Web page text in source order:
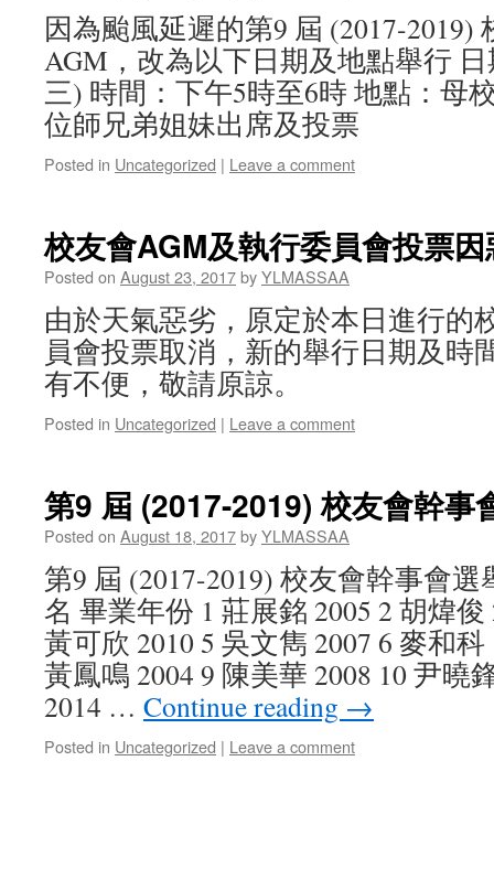
因為颱風延遲的第9 屆 (2017-2019)
AGM，改為以下日期及地點舉行
三) 時間：下午5時至6時 地點：母
位師兄弟姐妹出席及投票
Posted in Uncategorized | Leave a comment
校友會AGM及執行委員會投票
Posted on August 23, 2017byYLMASSAA
由於天氣惡劣，原定於本日進行的
員會投票取消，新的舉行日期及時
有不便，敬請原諒。
Posted in Uncategorized | Leave a comment
第9 屆 (2017-2019) 校友會幹事
Posted on August 18, 2017byYLMASSAA
第9 屆 (2017-2019) 校友會幹事會
名 畢業年份 1 莊展銘 2005 2 胡煒俊
黃可欣 2010 5 吳文雋 2007 6 麥和科
黃鳳鳴 2004 9 陳美華 2008 10 尹曉
2014 … Continue reading →
Posted in Uncategorized | Leave a comment